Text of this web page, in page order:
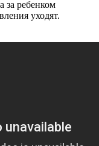
за ребенком
уходят.